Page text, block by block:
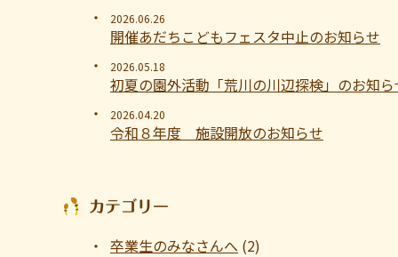
2026.06.26
開催あだちこどもフェスタ中止のお知らせ
2026.05.18
初夏の園外活動「荒川の川辺探検」のお知
2026.04.20
令和８年度 施設開放のお知らせ
カテゴリー
卒業生のみなさんへ (2)